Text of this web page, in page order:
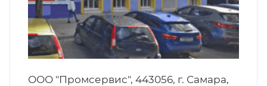
ООО "Промсервис", 443056, г. Самара,